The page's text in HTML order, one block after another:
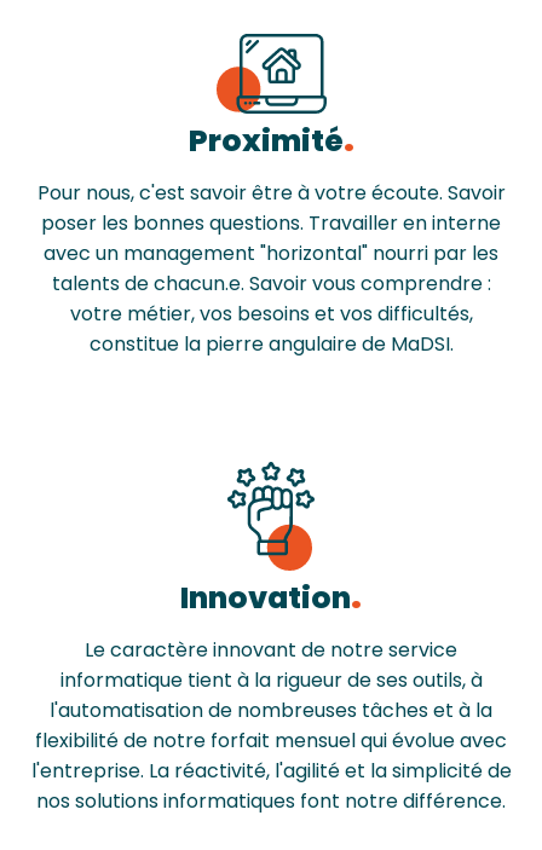
Proximité
Pour nous, c'est savoir être à votre écoute. Savoir
poser les bonnes questions. Travailler en interne
avec un management "horizontal" nourri par les
talents de chacun.e. Savoir vous comprendre :
votre métier, vos besoins et vos difficultés,
constitue la pierre angulaire de MaDSI.
Innovation
Le caractère innovant de notre service
informatique tient à la rigueur de ses outils, à
l'automatisation de nombreuses tâches et à la
flexibilité de notre forfait mensuel qui évolue avec
l'entreprise. La réactivité, l'agilité et la simplicité de
nos solutions informatiques font notre différence.